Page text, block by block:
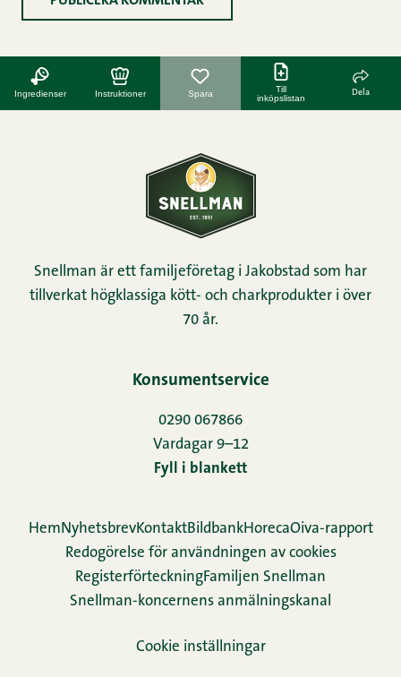
Ingredienser Instruktioner Spara
Till
inköpslistan
Dela
Snellman är ett familjeföretag i Jakobstad som har
tillverkat högklassiga kött- och charkprodukter i över
70 år.
Konsumentservice
0290 067866
Vardagar 9–12
Fyll i blankett
HemNyhetsbrevKontaktBildbankHorecaOiva-rapport
Redogörelse för användningen av cookies
Re­gis­ter­för­teck­ningFamiljen Snellman
Snellman-koncernens anmälningskanal
Cookie inställningar